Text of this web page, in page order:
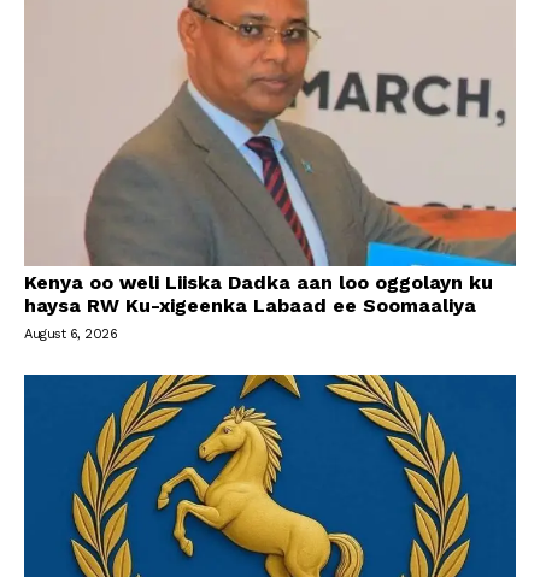
Kenya oo weli Liiska Dadka aan loo oggolayn ku
haysa RW Ku-xigeenka Labaad ee Soomaaliya
August 6, 2026